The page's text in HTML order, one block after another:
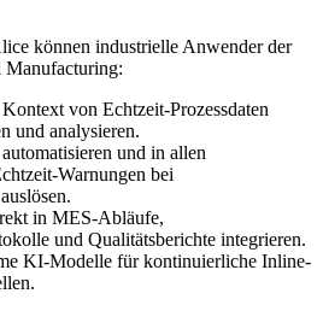
können industrielle Anwender der
von Echtzeit-Prozessdaten
und analysieren.
und in allen
Warnungen bei
in MES-Abläufe,
und Qualitätsberichte integrieren.
KI-Modelle für kontinuierliche Inline-